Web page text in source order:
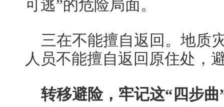
可逃”的危险局面。
三在不能擅自返回。地质
人员不能擅自返回原住处，
转移避险，牢记这“四步曲